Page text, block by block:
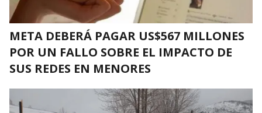
META DEBERÁ PAGAR US$567 MILLONES
POR UN FALLO SOBRE EL IMPACTO DE
SUS REDES EN MENORES